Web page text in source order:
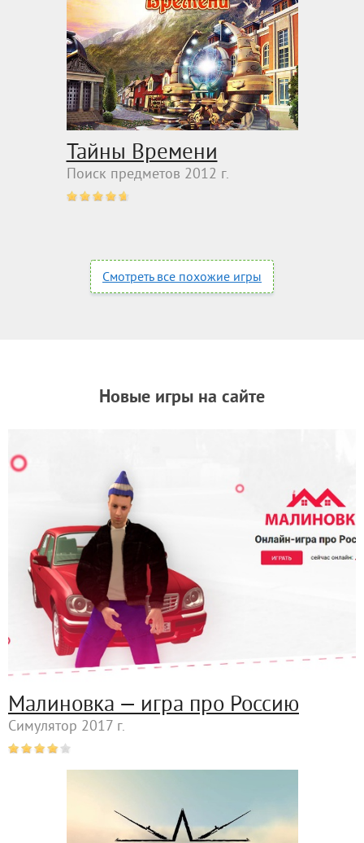
Тайны Времени
Поиск предметов 2012 г.
Смотреть все похожие игры
Новые игры на сайте
Малиновка — игра про Россию
Симулятор 2017 г.